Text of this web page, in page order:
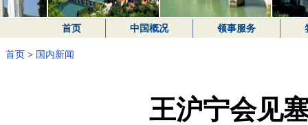
首页 中国概况 领事服务
首页 > 国内新闻
王沪宁会见